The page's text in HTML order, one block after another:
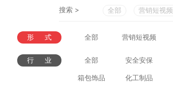
搜索 > 全部 营销短视频
形式 全部 营销短视频
行业 全部 安全安保
箱包饰品 化工制品